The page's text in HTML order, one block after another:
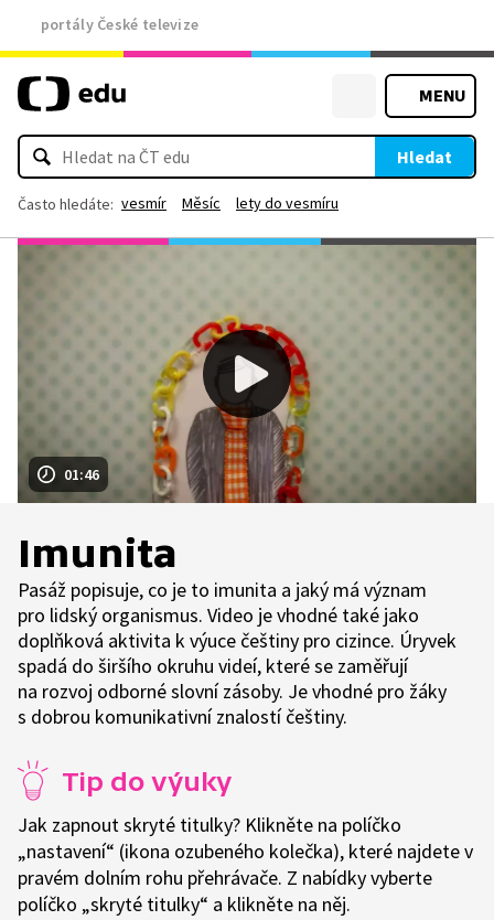
portály České televize
MENU
Hledat
Často hledáte: vesmír Měsíc lety do vesmíru
01:46
Imunita
Pasáž popisuje, co je to imunita a jaký má význam
pro lidský organismus. Video je vhodné také jako
doplňková aktivita k výuce češtiny pro cizince. Úryvek
spadá do širšího okruhu videí, které se zaměřují
na rozvoj odborné slovní zásoby. Je vhodné pro žáky
s dobrou komunikativní znalostí češtiny.
Tip do výuky
Jak zapnout skryté titulky? Klikněte na políčko
„nastavení“ (ikona ozubeného kolečka), které najdete v
pravém dolním rohu přehrávače. Z nabídky vyberte
políčko „skryté titulky“ a klikněte na něj.